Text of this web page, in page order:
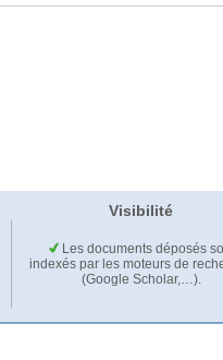
Visibilité
Les documents déposés
indexés par les moteurs de
(Google Scholar,…).